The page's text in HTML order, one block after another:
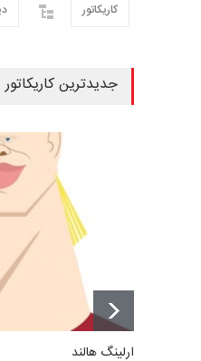
کاریکاتور
جدیدترین کاریکاتور
ارلینگ هالند